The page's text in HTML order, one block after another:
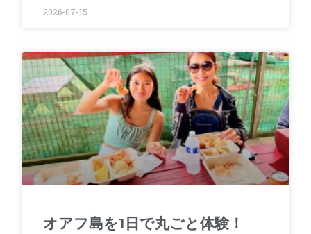
2026-07-15
オアフ島を1日で丸ごと体験！